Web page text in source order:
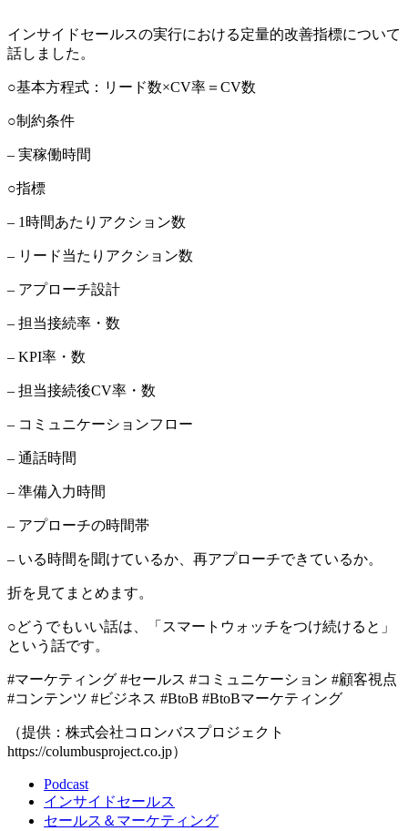
インサイドセールスの実行における定量的改善指標について
話しました。
○基本方程式：リード数×CV率＝CV数
○制約条件
– 実稼働時間
○指標
– 1時間あたりアクション数
– リード当たりアクション数
– アプローチ設計
– 担当接続率・数
– KPI率・数
– 担当接続後CV率・数
– コミュニケーションフロー
– 通話時間
– 準備入力時間
– アプローチの時間帯
– いる時間を聞けているか、再アプローチできているか。
折を見てまとめます。
○どうでもいい話は、「スマートウォッチをつけ続けると」
という話です。
#マーケティング #セールス #コミュニケーション #顧客視点
#コンテンツ #ビジネス #BtoB #BtoBマーケティング
（提供：株式会社コロンバスプロジェクト
https://columbusproject.co.jp）
Podcast
インサイドセールス
セールス＆マーケティング